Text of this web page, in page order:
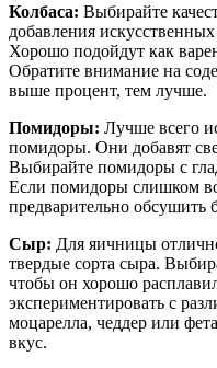
Колбаса: Выбирайте
добавления
Хорошо подойдут как
Обратите внимание на
выше процент, тем лучше.
Помидоры: Лучше всего
помидоры. Они добавят
Выбирайте помидоры с
Если помидоры слишком
предварительно
Сыр: Для яичницы
твердые сорта сыра.
чтобы он хорошо
экспериментировать с
моцарелла, чеддер или
вкус.